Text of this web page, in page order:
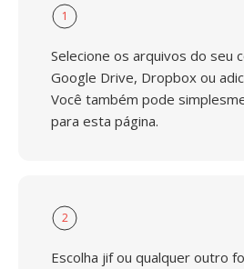
1
Selecione os arquivos do seu
Google Drive, Dropbox ou
Você também pode
para esta página.
2
Escolha jif ou qualquer outro